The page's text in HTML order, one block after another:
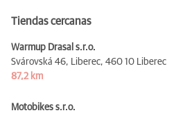
Tiendas cercanas
Warmup Drasal s.r.o.
Svárovská 46, Liberec, 460 10 Liberec
87,2 km
Motobikes s.r.o.